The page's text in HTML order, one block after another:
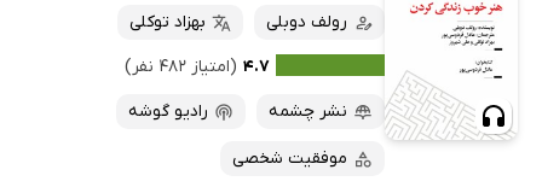
رولف دوبلی
بهزاد توکلی
۴.۷ (امتیاز ۴۸۲ نفر)
نشر چشمه
رادیو گوشه
موفقیت شخصی